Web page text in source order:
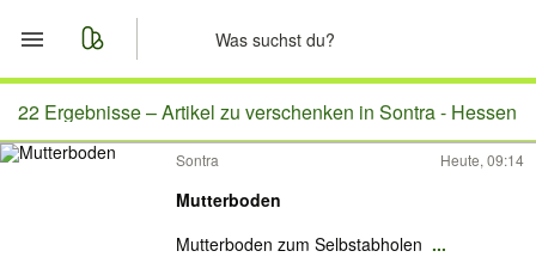
Start
Merkliste
22 Ergebnisse –Artikel zu verschenken in Sontra - Hessen
Sontra Heute, 09:14
Mutterboden
Mutterboden zum Selbstabholen ...